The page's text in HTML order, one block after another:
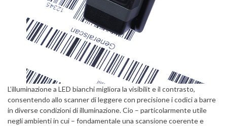
L’illuminazione a LED bianchi migliora la visibilit e il contrasto,
consentendo allo scanner di leggere con precisione i codici a barre
in diverse condizioni di illuminazione. Cio – particolarmente utile
negli ambienti in cui – fondamentale una scansione coerente e